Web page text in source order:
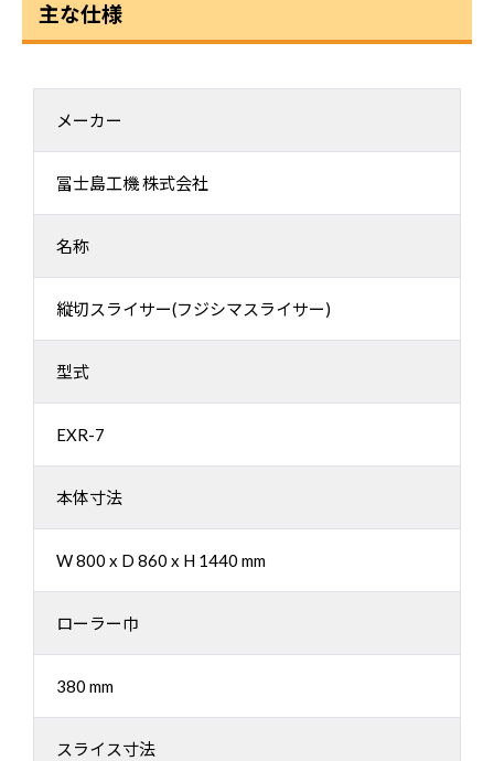
主な仕様
メーカー
冨士島工機 株式会社
名称
縦切スライサー(フジシマスライサー)
型式
EXR-7
本体寸法
W 800 x D 860 x H 1440 mm
ローラー巾
380 mm
スライス寸法